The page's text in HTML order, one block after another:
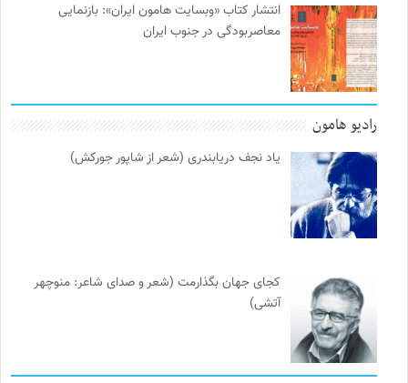
انتشار کتاب «وبسایت هامون ایران»: بازنمایی
معاصربودگی در جنوب ایران
رادیو هامون
یاد نجف دریابندری (شعر از شاپور جورکش)
کجای جهان بگذارمت (شعر و صدای شاعر: منوچهر
آتشی)